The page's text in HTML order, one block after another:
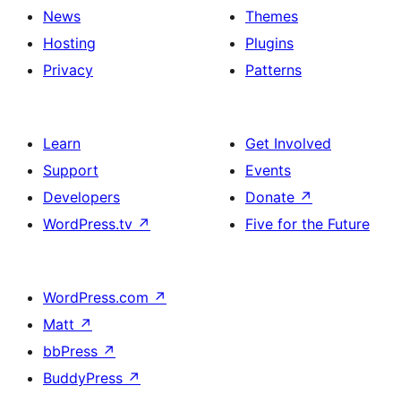
News
Hosting
Privacy
Themes
Plugins
Patterns
Learn
Support
Developers
WordPress.tv ↗
Get Involved
Events
Donate ↗
Five for the Future
WordPress.com ↗
Matt ↗
bbPress ↗
BuddyPress ↗